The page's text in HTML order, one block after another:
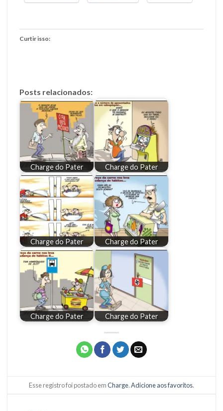
Curtir isso:
Posts relacionados:
Charge do Pater Charge do Pater
Charge do Pater Charge do Pater
Charge do Pater Charge do Pater
Esse registro foi postado emCharge.Adicione aos favoritos.